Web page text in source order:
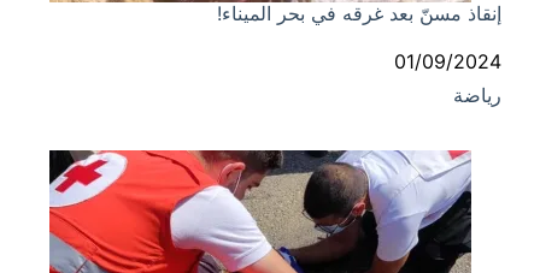
إنقاذ مسنّ بعد غرقه في بحر الميناء!
التاريخ
01/09/2024
في ما يتعلق بما يأتي
رياضة